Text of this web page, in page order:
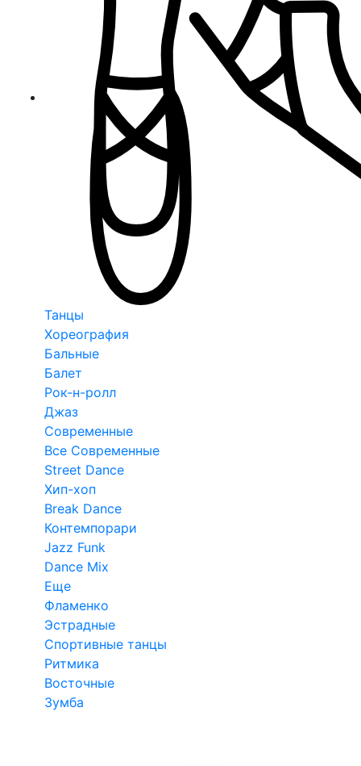
Танцы
Хореография
Бальные
Балет
Рок-н-ролл
Джаз
Современные
Все Современные
Street Dance
Хип-хоп
Break Dance
Контемпорари
Jazz Funk
Dance Mix
Еще
Фламенко
Эстрадные
Спортивные танцы
Ритмика
Восточные
Зумба